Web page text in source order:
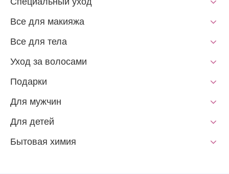
Все для макияжа
Все для тела
Уход за волосами
Подарки
Для мужчин
Для детей
Бытовая химия